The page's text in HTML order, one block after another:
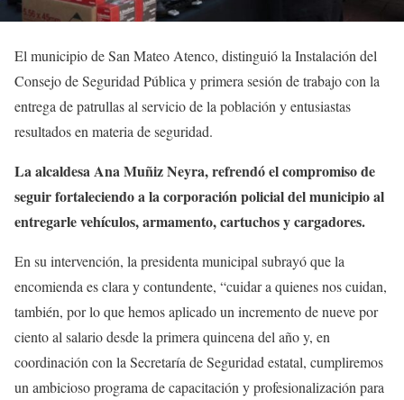
El municipio de San Mateo Atenco, distinguió la Instalación del
Consejo de Seguridad Pública y primera sesión de trabajo con la
entrega de patrullas al servicio de la población y entusiastas
resultados en materia de seguridad.
La alcaldesa Ana Muñiz Neyra, refrendó el compromiso de
seguir fortaleciendo a la corporación policial del municipio al
entregarle vehículos, armamento, cartuchos y cargadores.
En su intervención, la presidenta municipal subrayó que la
encomienda es clara y contundente, “cuidar a quienes nos cuidan,
también, por lo que hemos aplicado un incremento de nueve por
ciento al salario desde la primera quincena del año y, en
coordinación con la Secretaría de Seguridad estatal, cumpliremos
un ambicioso programa de capacitación y profesionalización para